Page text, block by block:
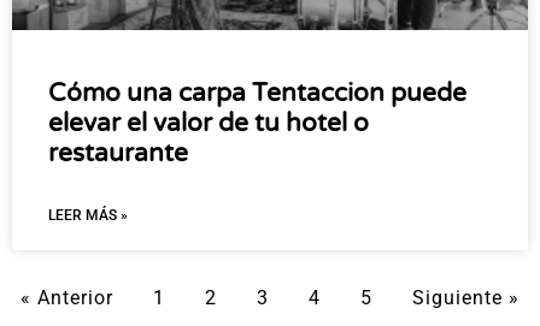
Cómo una carpa Tentaccion puede
elevar el valor de tu hotel o
restaurante
LEER MÁS »
« Anterior 1 2 3 4 5 Siguiente »